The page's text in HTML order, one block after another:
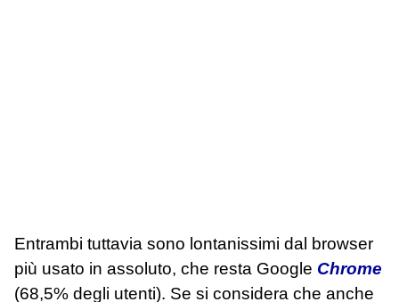
Entrambi tuttavia sono lontanissimi dal browser
più usato in assoluto, che resta Google Chrome
(68,5% degli utenti). Se si considera che anche